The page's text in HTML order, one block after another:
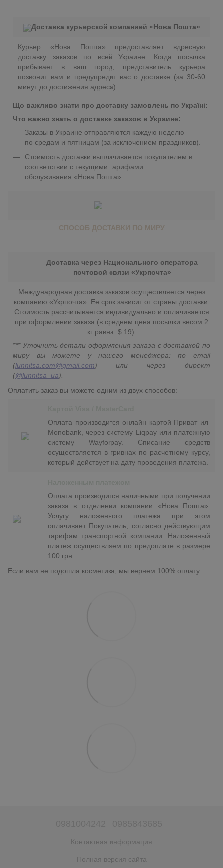
Доставка курьерской компанией «Нова Пошта»
Курьер «Нова Пошта» предоставляет вдресную
доставку заказов по всей Украине. Когда посылка
прибывает в ваш город, представитель курьера
позвонит вам и предупредит вас о доставке (за 30-60
минут до достижения адреса).
Що важливо знати про доставку замовлень по Україні:
Что важно знать о доставке заказов в Украине:
Заказы в Украине отправляются каждую неделю
по средам и пятницам (за исключением праздников).
Стоимость доставки выплачивается покупателем в
соответствии с текущими тарифами
обслуживания «Нова Пошта».
СПОСОБ ДОСТАВКИ ПО МИРУ
Доставка через Национального оператора
почтовой связи «Укрпочта»
Международная доставка заказов осуществляется через
компанию «Укрпочта». Ее срок зависит от страны доставки.
Стоимость рассчитывается индивидуально и оплачивается
при оформлении заказа (в среднем цена посылки весом 2
кг равна $ 19).
*** Уточнить детали оформления заказа с доставкой по
миру вы можете у нашего менеджера: по email
(lunnitsa.com@gmail.com) или через директ
(@lunnitsa_ua).
Оплатить заказ вы можете одним из двух способов:
Оплата производится онлайн картой Приват ил
Monobank, через систему Liqpay или платежную
систему Wayforpay. Списание средств
осуществляется в гривнах по расчетному курсу,
который действует на дату проведения платежа.
Оплата производится наличными при получении
заказа в отделении компании «Нова Пошта».
Услугу наложенного платежа при этом
оплачивает Покупатель, согласно действующим
тарифам транспортной компании. Наложенный
платеж осуществляем по предоплате в размере
100 грн.
Если вам не подошла косметика, мы вернем 100% оплату
Контактная информация
Полная версия сайта